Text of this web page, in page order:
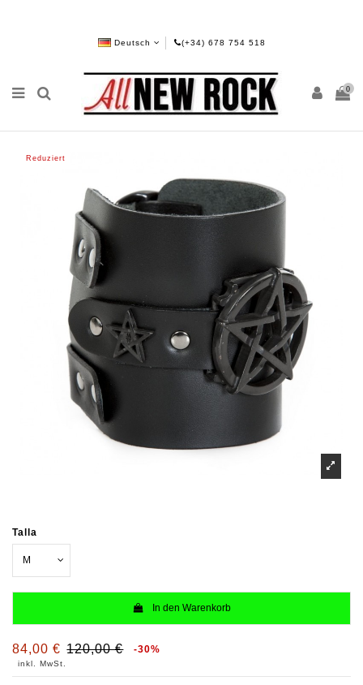
Deutsch (+34) 678 754 518
0
Reduziert
Talla
In den Warenkorb
84,00 € 120,00 € -30%
inkl. MwSt.